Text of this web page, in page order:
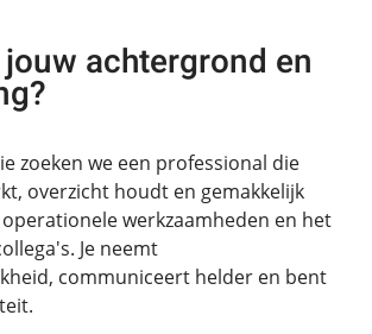
achtergrond en
zoeken we een professional die
overzicht houdt en gemakkelijk
werkzaamheden en het
Je neemt
communiceert helder en bent